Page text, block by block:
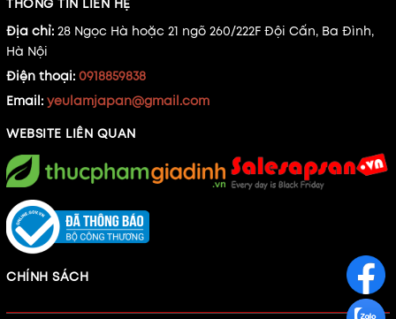
Địa chỉ: 28 Ngọc Hà hoặc 21 ngõ 260/222F Đội Cấn, Ba Đình,
Hà Nội
Điện thoại: 0918859838
Email: yeulamjapan@gmail.com
WEBSITE LIÊN QUAN
CHÍNH SÁCH